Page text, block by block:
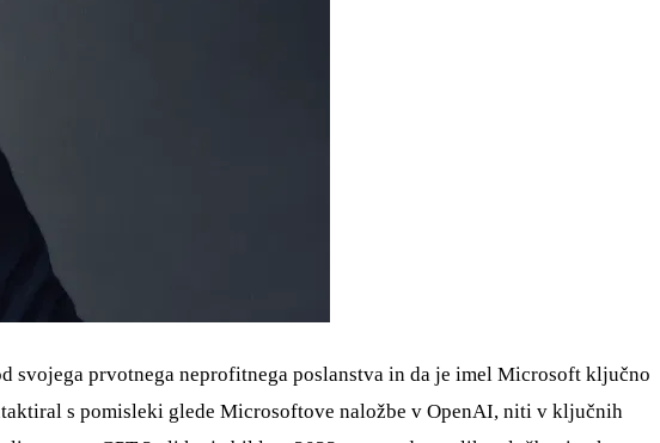
prvotnega neprofitnega poslanstva in da je imel Microsoft ključno
s pomisleki glede Microsoftove naložbe v OpenAI, niti v ključnih